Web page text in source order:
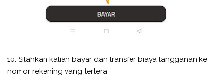
10. Silahkan kalian bayar dan transfer biaya langganan ke
nomor rekening yang tertera